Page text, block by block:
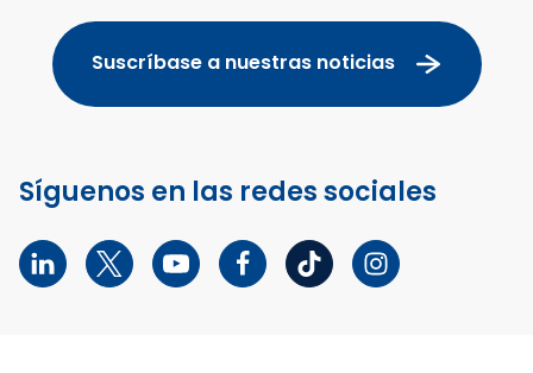
Suscríbase a nuestras noticias
Síguenos en las redes sociales